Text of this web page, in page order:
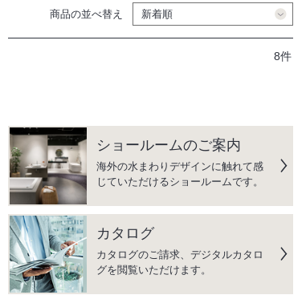
商品の並べ替え
8件
ショールームのご案内
海外の水まわりデザインに触れて感
じていただけるショールームです。
カタログ
カタログのご請求、デジタルカタロ
グを閲覧いただけます。